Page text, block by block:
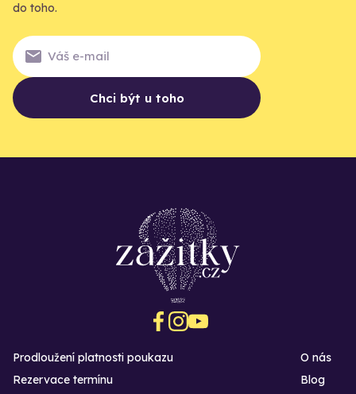
do toho.
Chci být u toho
Prodloužení platnosti poukazu
Rezervace termínu
O nás
Blog